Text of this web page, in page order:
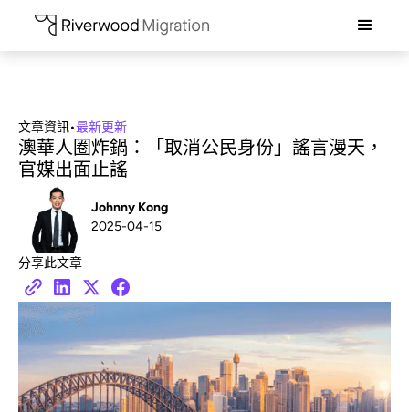
文章資訊•最新更新
澳華人圈炸鍋：「取消公民身份」謠言漫天，
官媒出面止謠
Johnny Kong
2025-04-15
分享此文章